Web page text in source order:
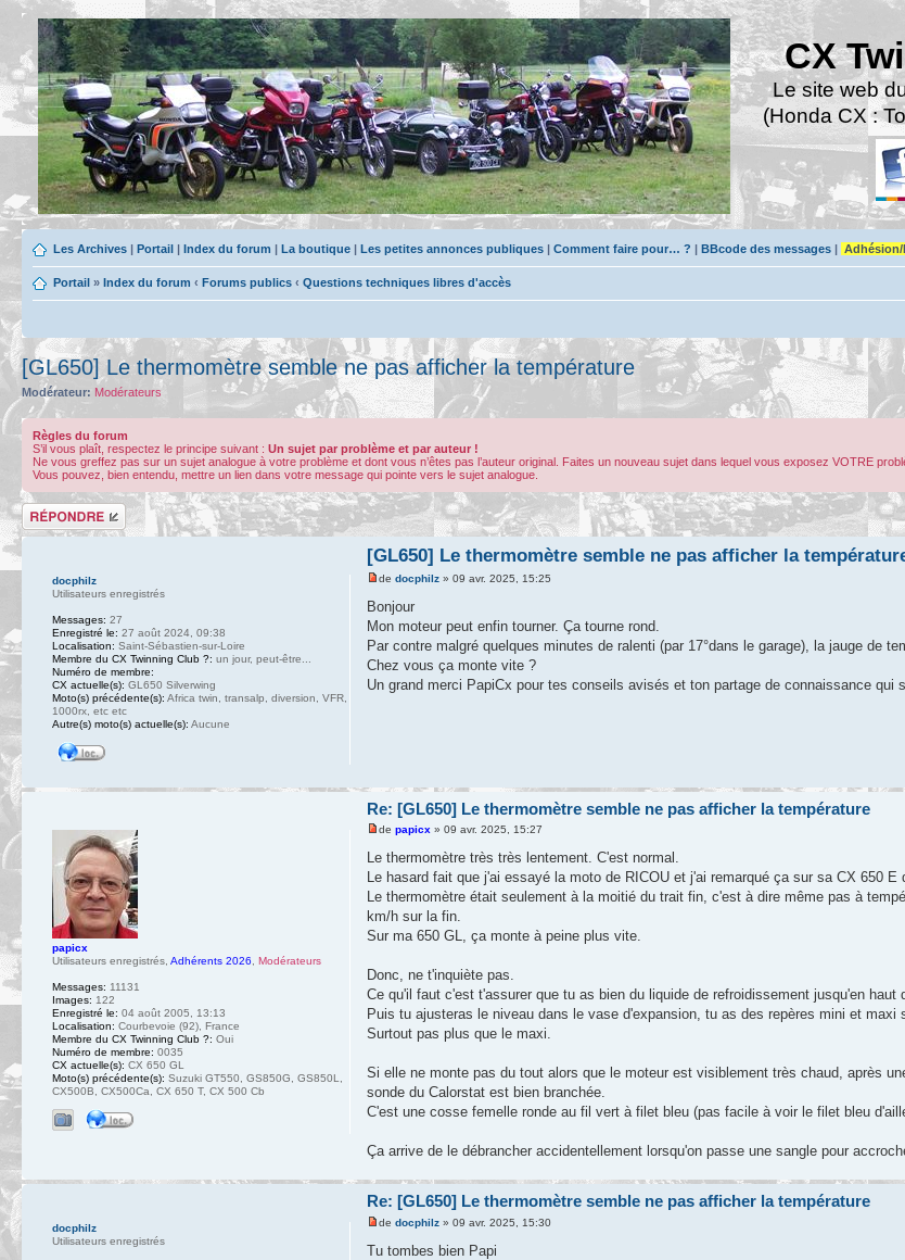
CX
Le site web
(Honda CX :
Les Archives | Portail | Index du forum | La boutique | Les petites annonces publiques | Comment faire pour… ? | BBcode des messages | Adhésion/
Portail » Index du forum ‹ Forums publics ‹ Questions techniques libres d'accès
[GL650] Le thermomètre semble ne pas afficher la température
Modérateur: Modérateurs
Règles du forum
S’il vous plaît, respectez le principe suivant : Un sujet par problème et par auteur !
Ne vous greffez pas sur un sujet analogue à votre problème et dont vous n’êtes pas l’auteur original. Faites un nouveau sujet dans lequel vous exposez VOTRE
Vous pouvez, bien entendu, mettre un lien dans votre message qui pointe vers le sujet analogue.
Répondre
[GL650] Le thermomètre semble ne pas afficher la
dedocphilz » 09 avr. 2025, 15:25
Bonjour
Mon moteur peut enfin tourner. Ça tourne rond.
Par contre malgré quelques minutes de ralenti (par 17°dans le garage), la jauge de
Chez vous ça monte vite ?
Un grand merci PapiCx pour tes conseils avisés et ton partage de connaissance qui
docphilz
Utilisateurs enregistrés
Messages: 27
Enregistré le: 27 août 2024, 09:38
Localisation: Saint-Sébastien-sur-Loire
Membre du CX Twinning Club ?: un jour, peut-être...
Numéro de membre:
CX actuelle(s): GL650 Silverwing
Moto(s) précédente(s): Africa twin, transalp, diversion, VFR,
1000rx, etc etc
Autre(s) moto(s) actuelle(s): Aucune
Re: [GL650] Le thermomètre semble ne pas afficher la température
depapicx » 09 avr. 2025, 15:27
Le thermomètre très très lentement. C'est normal.
Le hasard fait que j'ai essayé la moto de RICOU et j'ai remarqué ça sur sa CX 650
Le thermomètre était seulement à la moitié du trait fin, c'est à dire même pas à
km/h sur la fin.
Sur ma 650 GL, ça monte à peine plus vite.
Donc, ne t'inquiète pas.
Ce qu'il faut c'est t'assurer que tu as bien du liquide de refroidissement jusqu'en haut
Puis tu ajusteras le niveau dans le vase d'expansion, tu as des repères mini et maxi
Surtout pas plus que le maxi.
Si elle ne monte pas du tout alors que le moteur est visiblement très chaud, après
sonde du Calorstat est bien branchée.
C'est une cosse femelle ronde au fil vert à filet bleu (pas facile à voir le filet bleu
Ça arrive de le débrancher accidentellement lorsqu'on passe une sangle pour
papicx
Utilisateurs enregistrés Adhérents 2026 Modérateurs
Messages: 11131
Images: 122
Enregistré le: 04 août 2005, 13:13
Localisation: Courbevoie (92), France
Membre du CX Twinning Club ?: Oui
Numéro de membre: 0035
CX actuelle(s): CX 650 GL
Moto(s) précédente(s): Suzuki GT550, GS850G, GS850L,
CX500B, CX500Ca, CX 650 T, CX 500 Cb
Re: [GL650] Le thermomètre semble ne pas afficher la température
dedocphilz » 09 avr. 2025, 15:30
Tu tombes bien Papi
docphilz
Utilisateurs enregistrés